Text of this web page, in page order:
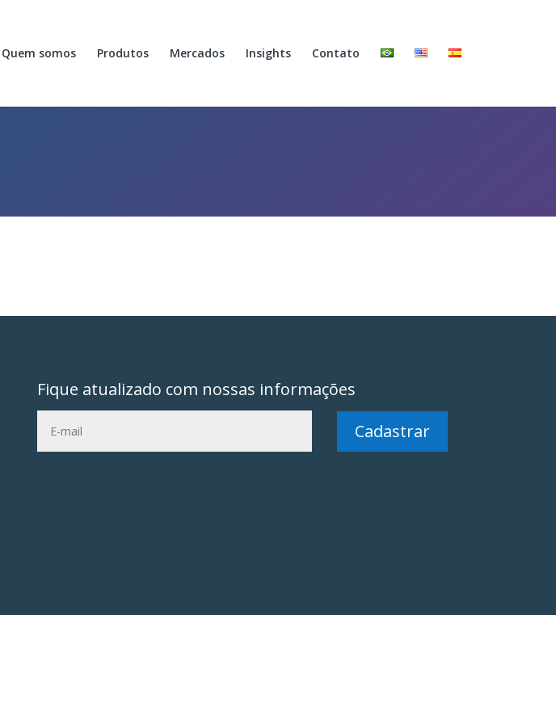
Quem somos Produtos Mercados Insights Contato
Fique atualizado com nossas informações
Cadastrar